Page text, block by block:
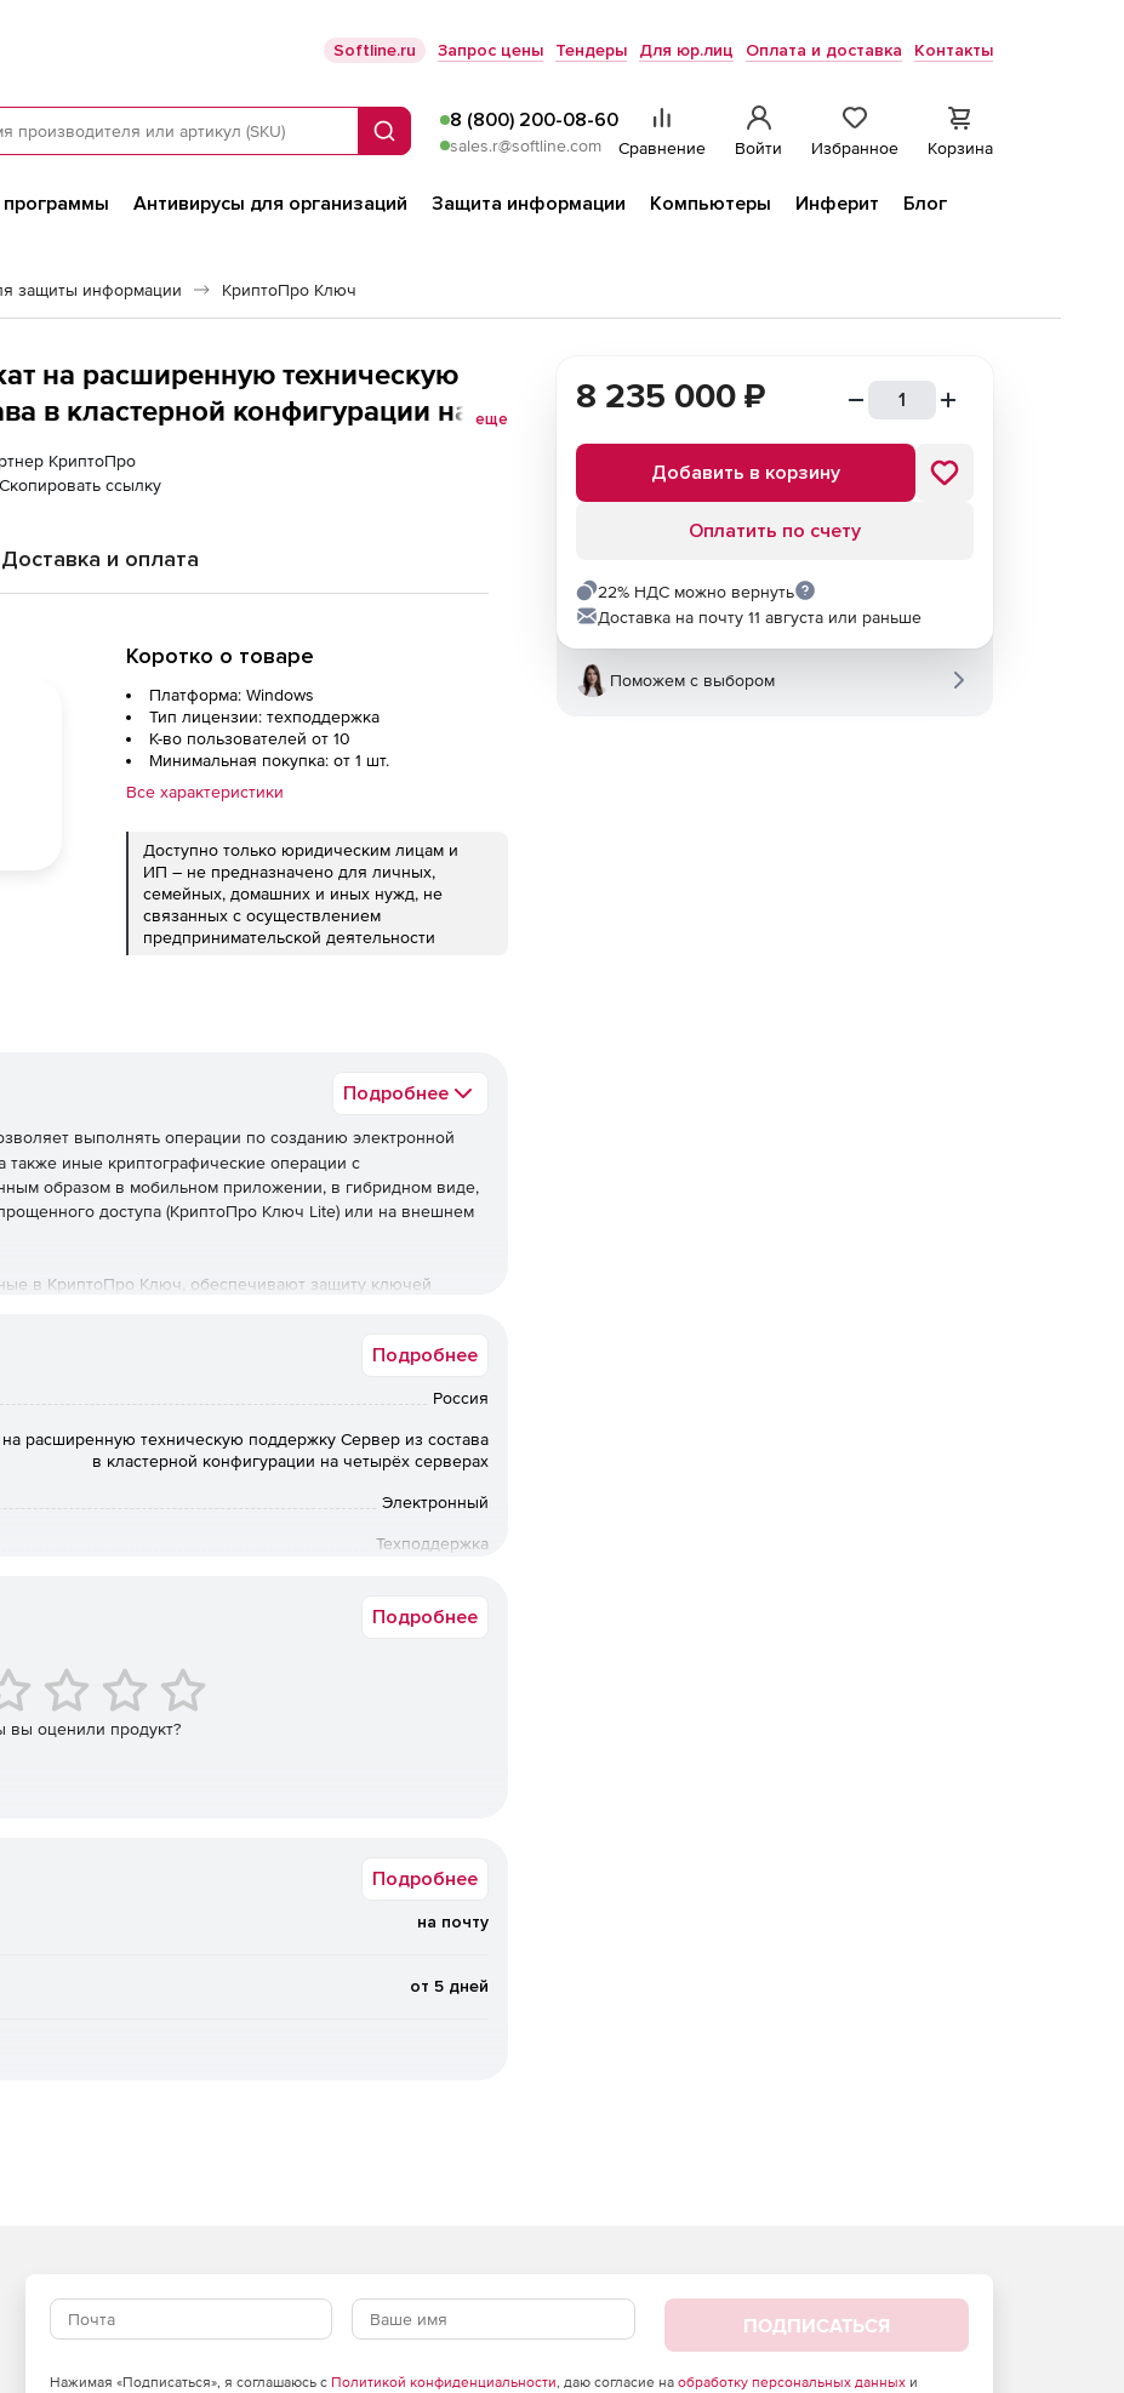
Softline.ru Запрос цены Тендеры Для юр.лиц Оплата и доставка Контакты
Поиск
8 (800) 200-08-60
sales.r@softline.com Сравнение Войти Избранное Корзина
Антивирусы для организаций Защита информации Компьютеры Инферит
Блог
защиты информации КриптоПро Ключ
на расширенную техническую
в кластерной конфигурации на
пользователей
еще
КриптоПро
Скопировать ссылку
Доставка и оплата
Коротко о товаре
Платформа: Windows
Тип лицензии: техподдержка
К-во пользователей от 10
Минимальная покупка: от 1 шт.
Все характеристики
Доступно только юридическим лицам и
ИП – не предназначено для личных,
семейных, домашних и иных нужд, не
связанных с осуществлением
предпринимательской деятельности
Подробнее
выполнять операции по созданию электронной
иные криптографические операции с
образом в мобильном приложении, в гибридном виде,
доступа (КриптоПро Ключ Lite) или на внешнем
в КриптоПро Ключ, обеспечивают защиту ключей
электронной подписи (требуется установка
на внешнем носителе (NFC-токене, при наличии
интерфейса криптографии (CryptoAPI) с помощью
КриптоПро Cloud CSP на базе криптопровайдера
совместимости с традиционными приложениями;
идентификации по протоколу открытой авторизации
Подробнее
Россия
расширенную техническую поддержку Сервер из состава
в кластерной конфигурации на четырёх серверах
Электронный
Техподдержка
Подробнее
вы оценили продукт?
Подробнее
на почту
от 5 дней
8 235 000 ₽
Добавить в корзину
Оплатить по счету
22% НДС можно вернуть
Доставка на почту 11 августа или раньше
Поможем с выбором
ПОДПИСАТЬСЯ
Нажимая «Подписаться», я соглашаюсь с Политикой конфиденциальности, даю согласие на обработку персональных данныхи